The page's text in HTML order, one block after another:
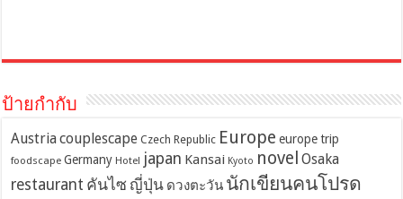
ป้ายกำกับ
Austriacouplescape Czech Republic Europe europe trip
foodscape Germany Hotel japan Kansai Kyoto novel Osaka
restaurant คันไซ ญี่ปุ่น ดวงตะวัน นักเขียนคนโปรด